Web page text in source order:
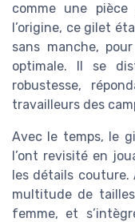
comme une
l’origine, ce gilet
sans manche,
optimale. Il se
robustesse,
travailleurs des
Avec le temps, le
l’ont revisité en
les détails couture.
multitude de
femme, et